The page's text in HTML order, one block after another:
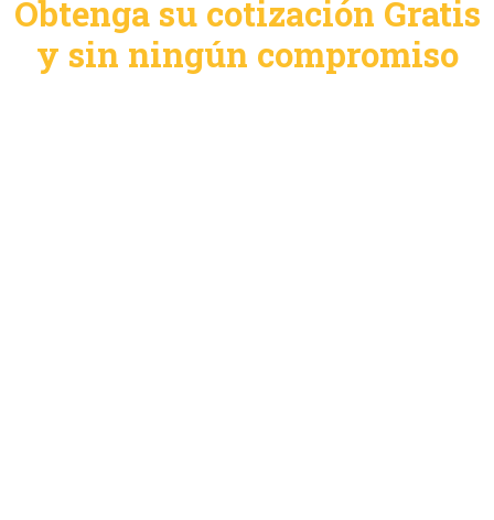
Obtenga su cotización Gratis
y sin ningún compromiso